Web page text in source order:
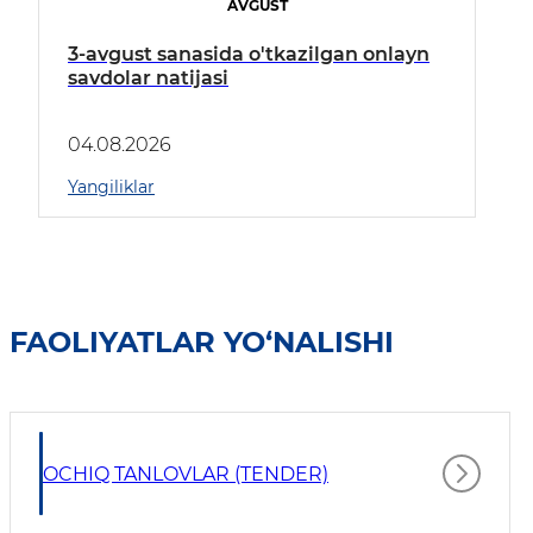
AVGUST
3-avgust sanasida o'tkazilgan onlayn
savdolar natijasi
04.08.2026
Yangiliklar
FAOLIYATLAR YO‘NALISHI
OCHIQ TANLOVLAR (TENDER)